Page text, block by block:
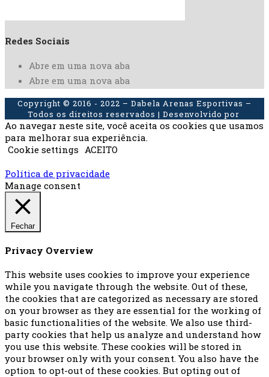
Redes Sociais
Abre em uma nova aba
Abre em uma nova aba
Copyright © 2016 - 2022 – Dabela Arenas Esportivas –
Todos os direitos reservados | Desenvolvido por
Ao navegar neste site, você aceita os cookies que usamos
para melhorar sua experiência.
Cookie settings ACEITO
Política de privacidade
Manage consent
Fechar
Privacy Overview
This website uses cookies to improve your experience
while you navigate through the website. Out of these,
the cookies that are categorized as necessary are stored
on your browser as they are essential for the working of
basic functionalities of the website. We also use third-
party cookies that help us analyze and understand how
you use this website. These cookies will be stored in
your browser only with your consent. You also have the
option to opt-out of these cookies. But opting out of